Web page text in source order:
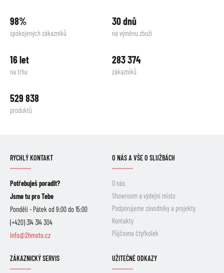
98%
spokojených zákazníků
30 dnů
na výměnu zboží
16 let
na trhu
283 374
zákazníků
529 838
produktů
RYCHLÝ KONTAKT
Potřebuješ poradit?
Jsme tu pro Tebe
Pondělí - Pátek od 9:00 do 15:00
(+420) 314 314 304
info@2hmoto.cz
O NÁS A VŠE O SLUŽBÁCH
O nás
Showroom a výdejní místo
Podporujeme závodníky a projekty
Kontakty
Půjčovna čtyřkolek
ZÁKAZNICKÝ SERVIS UŽITEČNÉ ODKAZY